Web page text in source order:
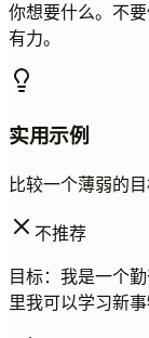
你想要什么。不
有力。
实用示例
比较一个薄弱的
不推荐
目标：我是一个
里我可以学习新